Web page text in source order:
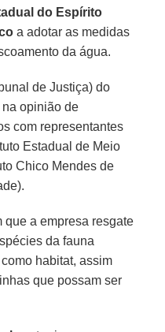
do Espírito
a adotar as medidas
da água.
de Justiça) do
na opinião de
com representantes
Estadual de Meio
Chico Mendes de
que a empresa resgate
da fauna
habitat, assim
que possam ser